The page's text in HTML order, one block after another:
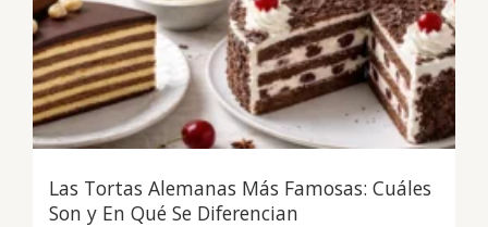
Las Tortas Alemanas Más Famosas: Cuáles
Son y En Qué Se Diferencian